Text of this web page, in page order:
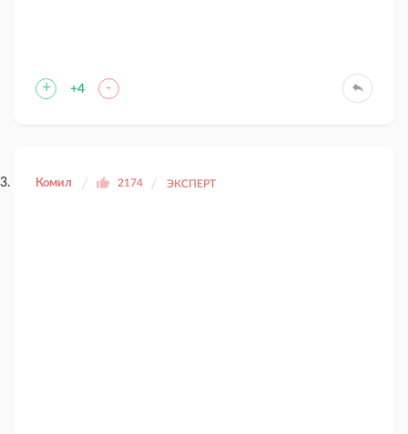
+ +4 -
Комил 2174 ЭКСПЕРТ